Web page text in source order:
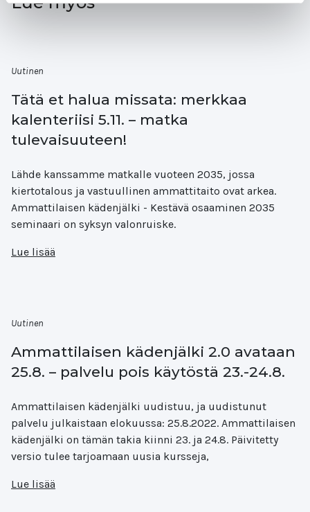
Uutinen
Tätä et halua missata: merkkaa
kalenteriisi 5.11. – matka
tulevaisuuteen!
Lähde kanssamme matkalle vuoteen 2035, jossa
kiertotalous ja vastuullinen ammattitaito ovat arkea.
Ammattilaisen kädenjälki - Kestävä osaaminen 2035
seminaari on syksyn valonruiske.
Lue lisää
Uutinen
Ammattilaisen kädenjälki 2.0 avataan
25.8. – palvelu pois käytöstä 23.-24.8.
Ammattilaisen kädenjälki uudistuu, ja uudistunut
palvelu julkaistaan elokuussa: 25.8.2022. Ammattilaisen
kädenjälki on tämän takia kiinni 23. ja 24.8. Päivitetty
versio tulee tarjoamaan uusia kursseja,
Lue lisää